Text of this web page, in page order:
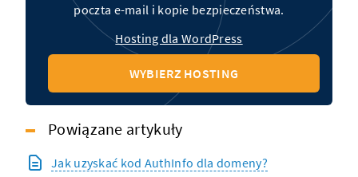
poczta e-mail i kopie bezpieczeństwa.
Hosting dla WordPress
WYBIERZ HOSTING
Powiązane artykuły
Jak uzyskać kod AuthInfo dla domeny?